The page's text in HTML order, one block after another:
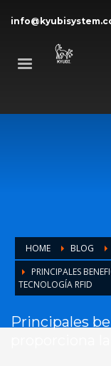
HOME BLOG
PRINCIPALES
TECNOLOGÍA RFID
Principales